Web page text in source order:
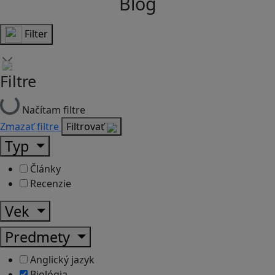
Filter
Filtre
Načítam filtre
Zmazať filtre Filtrovať
Typ
Články
Recenzie
Vek
Predmety
Anglický jazyk